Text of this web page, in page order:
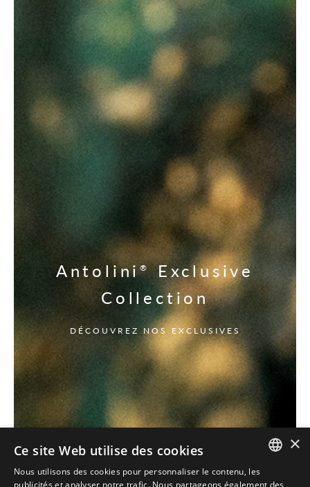
Antolini® Exclusive
Collection
DÉCOUVREZ NOS EXCLUSIVES
ITALIAN
×
Ce site Web utilise des cookies
Nous utilisons des cookies pour personnaliser le contenu, les
publicités et analyser notre trafic. Nous partageons également des